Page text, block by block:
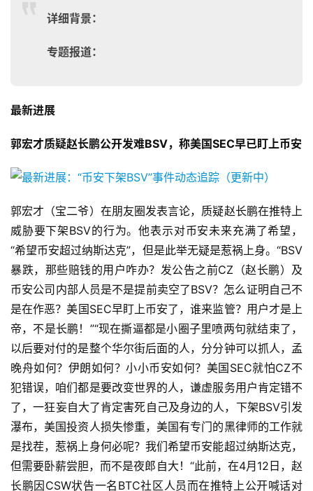
详细背景：
专题报道：
最新进展
郭宏才质疑赵长鹏公开发难BSV，称美国SEC早已盯上币安
郭宏才（宝二爷）在朋友圈发表言论，质疑赵长鹏在推特上
威胁要下架BSV的行为。他表示对币安未来充满了希望，
“希望币安超过纳斯达克”，但是此举无疑是惹祸上身。“BSV
暴跌，那些赔钱的用户咋办？发公告之前CZ（赵长鹏）及
币安公司内部人员是不是提前卖空了BSV？怎么证明自己不
是在作恶？美国SEC早盯上币安了，谁来监管？用户才是上
帝，不是长鹏！”“现在撕逼都是小圈子里喷两句就结束了，
以后要对付的是整个华尔街后面的人，分分钟可以抓人，孟
晚舟如何？伊朗如何？小小币安如何？美国SEC就怕CZ不
犯错误，咱们都是要改变世界的人，谦虚服务用户肯定错不
了，一狂妄自大了肯定害死自己及身边的人，下架BSV引发
瀑布，美国投资人损失惨重，美国有专门的黑律师的工作就
是找茬，惹祸上身何必呢？我们希望币安能超过纳斯达克，
但需要卧薪尝胆，而不是夜郎自大！“此前，在4月12日，赵
长鹏因CSW状告一名BTC社区人员而在推特上公开喊话对